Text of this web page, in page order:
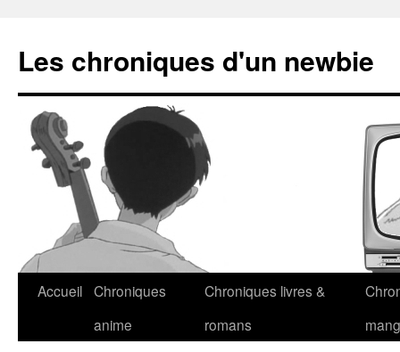
Les chroniques d'un newbie
Accueil Chroniques
anime
Chroniques livres &
romans